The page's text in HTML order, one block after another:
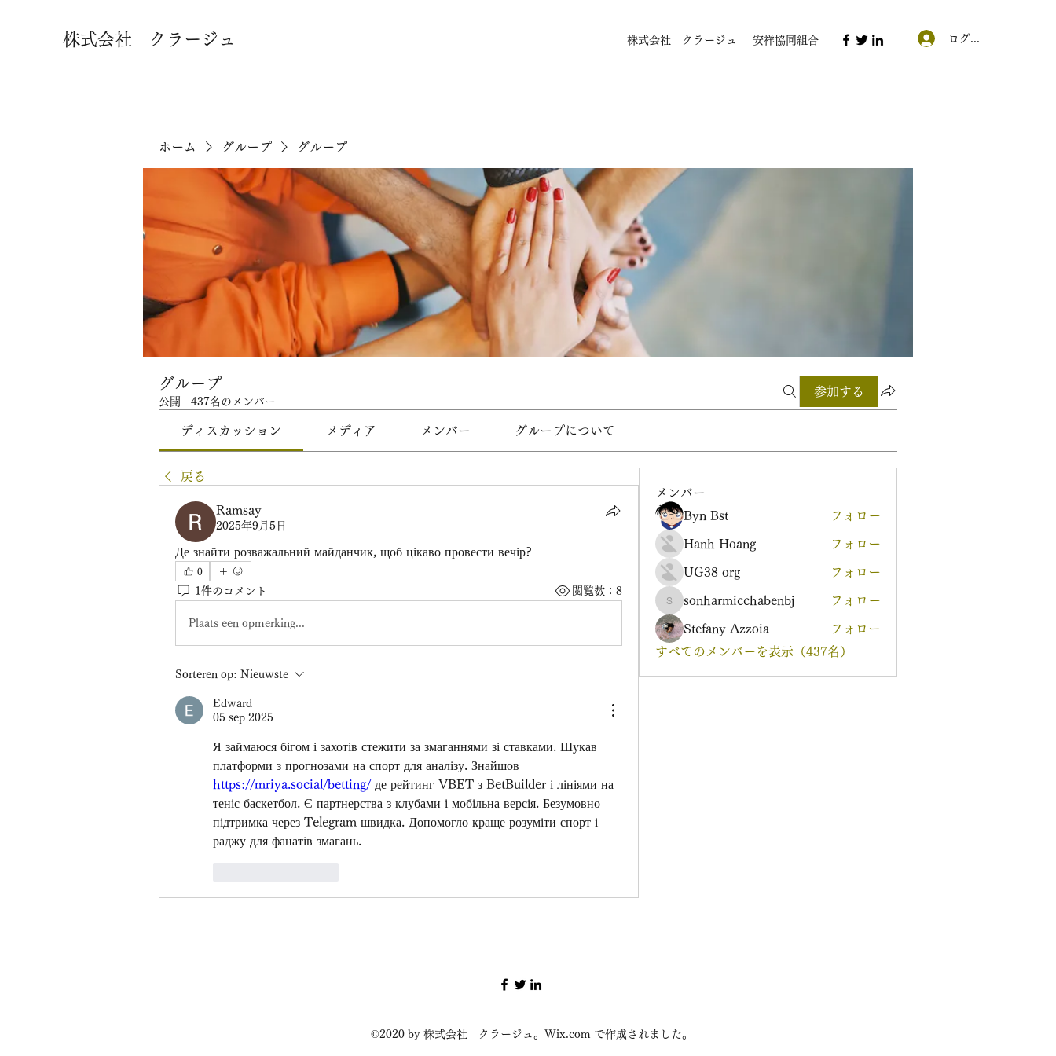
株式会社 クラージュ 株式会社 クラージュ 安祥協同組合 ログイン
ホーム グループ グループ
グループ
公開 · 437名のメンバー
参加する
ディスカッション メディア メンバー グループについて
戻る
Ramsay
2025年9月5日
Де знайти розважальний майданчик, щоб цікаво провести вечір?
0
1件のコメント 閲覧数：8
Plaats een opmerking...
Sorteren op: Nieuwste
Edward
05 sep 2025
Я займаюся бігом і захотів стежити за змаганнями зі ставками. Шукав
https://mriya.social/betting/ де рейтинг VBET з BetBuilder і лініями на
теніс баскетбол. Є партнерства з клубами і мобільна версія. Безумовно
підтримка через Telegram швидка. Допомогло краще розуміти спорт і
раджу для фанатів змагань.
メンバー
Byn Bst
フォロー
Hanh Hoang フォロー
UG38 org フォロー
sonharmicchabenbj
sonharmicchabenbj フォロー
Stefany Azzoia
フォロー
すべてのメンバーを表示（437名）
©2020 by 株式会社 クラージュ。Wix.com で作成されました。